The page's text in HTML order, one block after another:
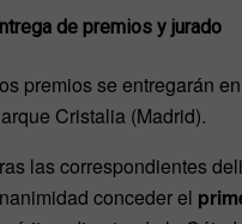
de premios y jurado
premios se entregarán
Cristalia (Madrid).
las correspondientes
conceder el